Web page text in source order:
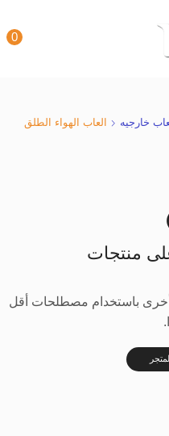
0
خارجيه العاب الهواء الطلق
منتجات
أخرى باستخدام مصطلحات أقل